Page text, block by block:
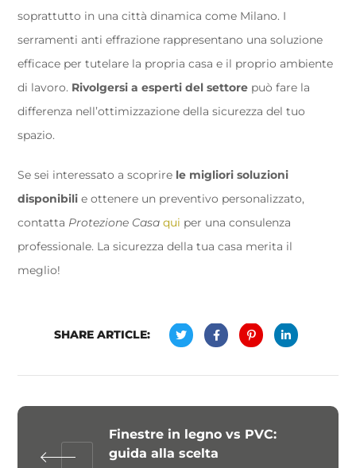
soprattutto in una città dinamica come Milano. I
serramenti anti effrazione rappresentano una soluzione
efficace per tutelare la propria casa e il proprio ambiente
di lavoro. Rivolgersi a esperti del settore può fare la
differenza nell’ottimizzazione della sicurezza del tuo
spazio.
Se sei interessato a scoprire le migliori soluzioni
disponibili e ottenere un preventivo personalizzato,
contatta Protezione Casa qui per una consulenza
professionale. La sicurezza della tua casa merita il
meglio!
SHARE ARTICLE:
Finestre in legno vs PVC:
guida alla scelta